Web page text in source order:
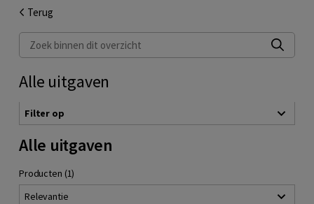
Terug
Zoek binnen dit overzicht
Alle uitgaven
Filter op
Alle uitgaven
Producten (1)
Relevantie